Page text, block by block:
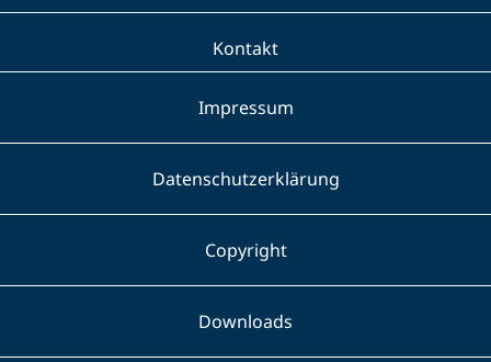
Kontakt
Impressum
Datenschutzerklärung
Copyright
Downloads